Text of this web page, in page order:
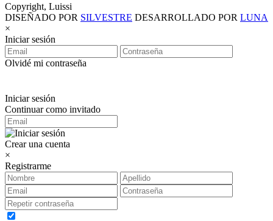
Copyright, Luissi
DISEÑADO POR SILVESTRE DESARROLLADO POR LUNA
×
Iniciar sesión
Olvidé mi contraseña
Iniciar sesión
Continuar como invitado
Crear una cuenta
×
Registrarme